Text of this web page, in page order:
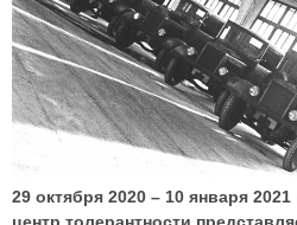
29 октября 2020 – 10 января